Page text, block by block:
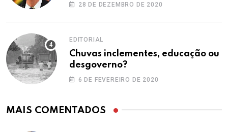
28 DE DEZEMBRO DE 2020
EDITORIAL
Chuvas inclementes, educação ou
desgoverno?
6 DE FEVEREIRO DE 2020
MAIS COMENTADOS